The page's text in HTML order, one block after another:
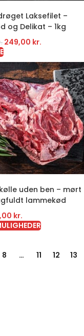
Laksefilet –
og Delikat – 1kg
249,00 kr.
uden ben – mørt
lammekød
kr.
8 … 11 12
13